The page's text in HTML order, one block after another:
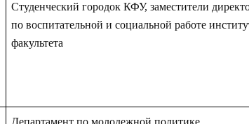
Студенческий городок КФУ, заместители
по воспитательной и социальной работе
факультета
Департамент по молодежной политике,